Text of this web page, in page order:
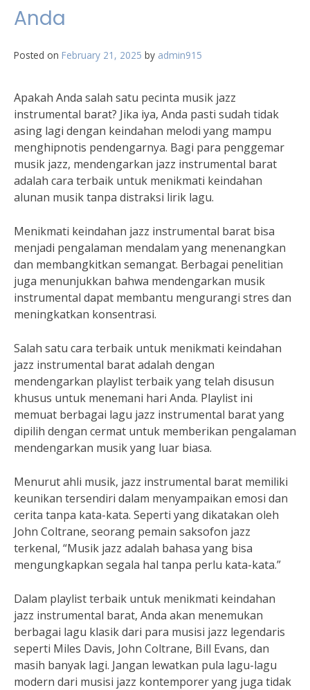
Anda
Posted on February 21, 2025 by admin915
Apakah Anda salah satu pecinta musik jazz
instrumental barat? Jika iya, Anda pasti sudah tidak
asing lagi dengan keindahan melodi yang mampu
menghipnotis pendengarnya. Bagi para penggemar
musik jazz, mendengarkan jazz instrumental barat
adalah cara terbaik untuk menikmati keindahan
alunan musik tanpa distraksi lirik lagu.
Menikmati keindahan jazz instrumental barat bisa
menjadi pengalaman mendalam yang menenangkan
dan membangkitkan semangat. Berbagai penelitian
juga menunjukkan bahwa mendengarkan musik
instrumental dapat membantu mengurangi stres dan
meningkatkan konsentrasi.
Salah satu cara terbaik untuk menikmati keindahan
jazz instrumental barat adalah dengan
mendengarkan playlist terbaik yang telah disusun
khusus untuk menemani hari Anda. Playlist ini
memuat berbagai lagu jazz instrumental barat yang
dipilih dengan cermat untuk memberikan pengalaman
mendengarkan musik yang luar biasa.
Menurut ahli musik, jazz instrumental barat memiliki
keunikan tersendiri dalam menyampaikan emosi dan
cerita tanpa kata-kata. Seperti yang dikatakan oleh
John Coltrane, seorang pemain saksofon jazz
terkenal, “Musik jazz adalah bahasa yang bisa
mengungkapkan segala hal tanpa perlu kata-kata.”
Dalam playlist terbaik untuk menikmati keindahan
jazz instrumental barat, Anda akan menemukan
berbagai lagu klasik dari para musisi jazz legendaris
seperti Miles Davis, John Coltrane, Bill Evans, dan
masih banyak lagi. Jangan lewatkan pula lagu-lagu
modern dari musisi jazz kontemporer yang juga tidak